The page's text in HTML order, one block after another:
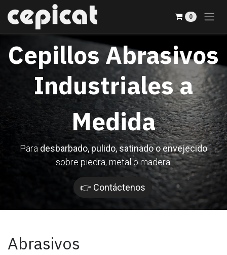
0
Cepillos Abrasivos
Industriales a
Medida
Para desbarbado, pulido, satinado o envejecido
sobre piedra, metal o madera.
👉 Contáctenos
Abrasivos